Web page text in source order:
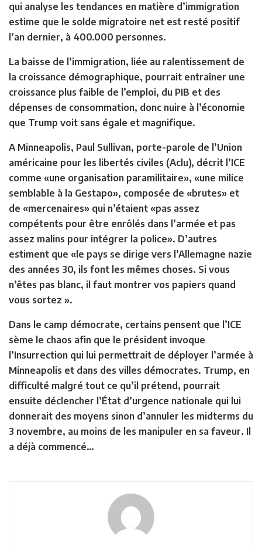
qui analyse les tendances en matière d’immigration
estime que le solde migratoire net est resté positif
l’an dernier, à 400.000 personnes.
La baisse de l’immigration, liée au ralentissement de
la croissance démographique, pourrait entraîner une
croissance plus faible de l’emploi, du PIB et des
dépenses de consommation, donc nuire à l’économie
que Trump voit sans égale et magnifique.
A Minneapolis, Paul Sullivan, porte-parole de l’Union
américaine pour les libertés civiles (Aclu), décrit l’ICE
comme «une organisation paramilitaire», «une milice
semblable à la Gestapo», composée de «brutes» et
de «mercenaires» qui n’étaient «pas assez
compétents pour être enrôlés dans l’armée et pas
assez malins pour intégrer la police». D’autres
estiment que «le pays se dirige vers l’Allemagne nazie
des années 30, ils font les mêmes choses. Si vous
n’êtes pas blanc, il faut montrer vos papiers quand
vous sortez ».
Dans le camp démocrate, certains pensent que l’ICE
sème le chaos afin que le président invoque
l’Insurrection qui lui permettrait de déployer l’armée à
Minneapolis et dans des villes démocrates. Trump, en
difficulté malgré tout ce qu’il prétend, pourrait
ensuite déclencher l’État d’urgence nationale qui lui
donnerait des moyens sinon d’annuler les midterms du
3 novembre, au moins de les manipuler en sa faveur. Il
a déjà commencé…